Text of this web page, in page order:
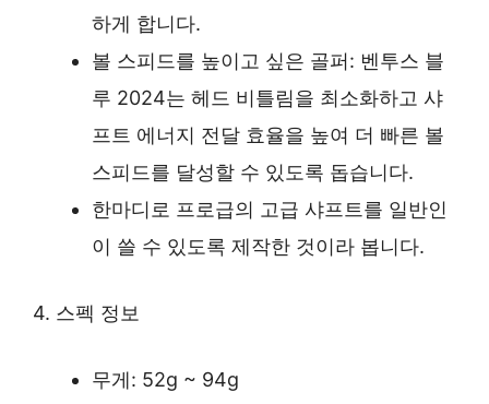
하게 합니다.
볼 스피드를 높이고 싶은 골퍼: 벤투스 블
루 2024는 헤드 비틀림을 최소화하고 샤
프트 에너지 전달 효율을 높여 더 빠른 볼
스피드를 달성할 수 있도록 돕습니다.
한마디로 프로급의 고급 샤프트를 일반인
이 쓸 수 있도록 제작한 것이라 봅니다.
4. 스펙 정보
무게: 52g ~ 94g